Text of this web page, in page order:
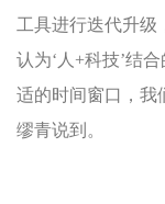
工具进行迭代升级
认为‘人+科技’结
适的时间窗口，我
缪青说到。